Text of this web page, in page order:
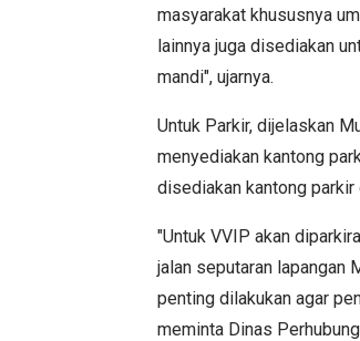
masyarakat khususnya
lainnya juga disediakan
mandi", ujarnya.
Untuk Parkir, dijelaskan
menyediakan kantong
disediakan kantong parkir
"Untuk VVIP akan
jalan seputaran lapangan
penting dilakukan agar
meminta Dinas